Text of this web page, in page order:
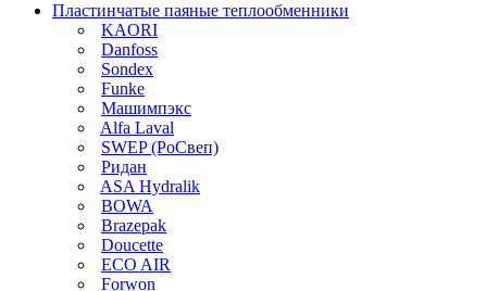
Пластинчатые паяные теплообменники
KAORI
Danfoss
Sondex
Funke
Машимпэкс
Alfa Laval
SWEP (РоСвеп)
Ридан
ASA Hydralik
BOWA
Brazepak
Doucette
ECO AIR
Forwon